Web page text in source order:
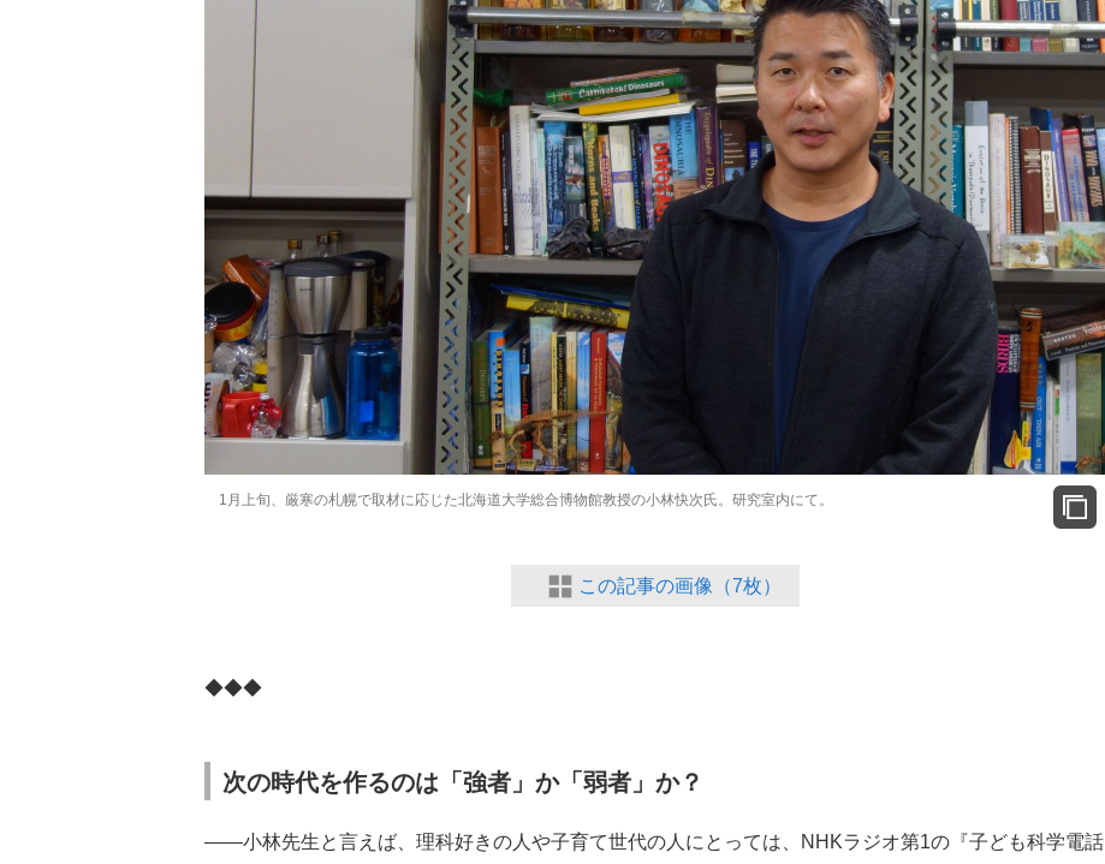
1月上旬、厳寒の札幌で取材に応じた北海道大学総合博物館教授の小林快次氏。研究室内にて。
この記事の画像（7枚）
◆◆◆
次の時代を作るのは「強者」か「弱者」か？
――小林先生と言えば、理科好きの人や子育て世代の人にとっては、NHKラジオ第1の『子ども科学電話